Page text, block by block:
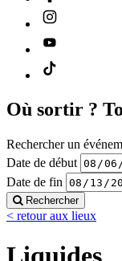
Où sortir ?
Rechercher un
Date de début
Date de fin
Rechercher
< retour aux lieux
Liquides